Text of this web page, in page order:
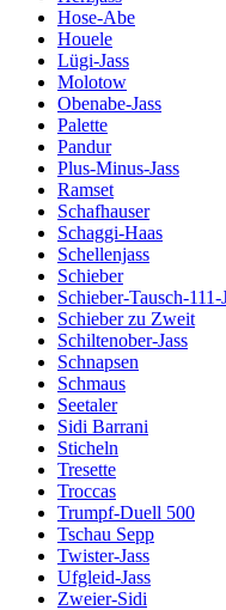
Hose-Abe
Houele
Lügi-Jass
Molotow
Obenabe-Jass
Palette
Pandur
Plus-Minus-Jass
Ramset
Schafhauser
Schaggi-Haas
Schellenjass
Schieber
Schieber-Tausch-111-
Schieber zu Zweit
Schiltenober-Jass
Schnapsen
Schmaus
Seetaler
Sidi Barrani
Sticheln
Tresette
Troccas
Trumpf-Duell 500
Tschau Sepp
Twister-Jass
Ufgleid-Jass
Zweier-Sidi